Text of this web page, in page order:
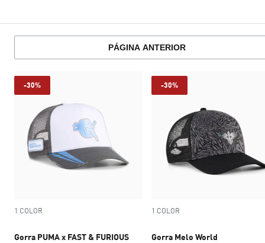
PÁGINA ANTERIOR
-30%
1 COLOR
Gorra PUMA x FAST & FURIOUS
-30%
1 COLOR
Gorra Melo World